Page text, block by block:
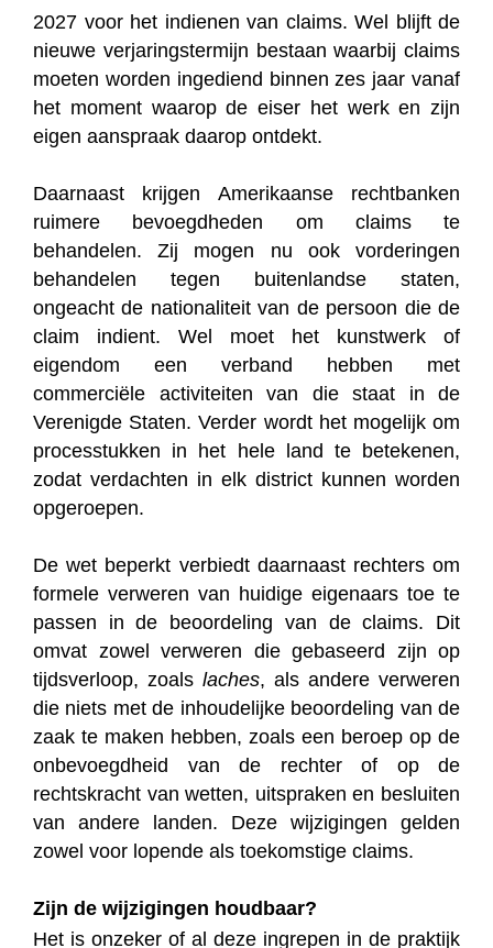
2027 voor het indienen van claims. Wel blijft de
nieuwe verjaringstermijn bestaan waarbij claims
moeten worden ingediend binnen zes jaar vanaf
het moment waarop de eiser het werk en zijn
eigen aanspraak daarop ontdekt.
Daarnaast krijgen Amerikaanse rechtbanken
ruimere bevoegdheden om claims te
behandelen. Zij mogen nu ook vorderingen
behandelen tegen buitenlandse staten,
ongeacht de nationaliteit van de persoon die de
claim indient. Wel moet het kunstwerk of
eigendom een verband hebben met
commerciële activiteiten van die staat in de
Verenigde Staten. Verder wordt het mogelijk om
processtukken in het hele land te betekenen,
zodat verdachten in elk district kunnen worden
opgeroepen.
De wet beperkt verbiedt daarnaast rechters om
formele verweren van huidige eigenaars toe te
passen in de beoordeling van de claims. Dit
omvat zowel verweren die gebaseerd zijn op
tijdsverloop, zoals laches, als andere verweren
die niets met de inhoudelijke beoordeling van de
zaak te maken hebben, zoals een beroep op de
onbevoegdheid van de rechter of op de
rechtskracht van wetten, uitspraken en besluiten
van andere landen. Deze wijzigingen gelden
zowel voor lopende als toekomstige claims.
Zijn de wijzigingen houdbaar?
Het is onzeker of al deze ingrepen in de praktijk